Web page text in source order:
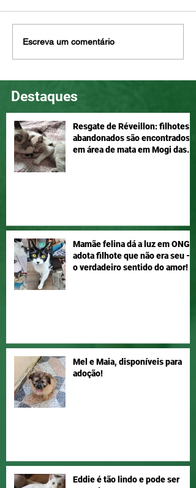
Mel e Maia, disponíveis
para adoção!
Escreva um comentário
Destaques
Resgate de Réveillon: filhotes
abandonados são encontrados
em área de mata em Mogi das
Mamãe felina dá a luz em ONG e
adota filhote que não era seu –
o verdadeiro sentido do amor!
Mel e Maia, disponíveis para
adoção!
Eddie é tão lindo e pode ser